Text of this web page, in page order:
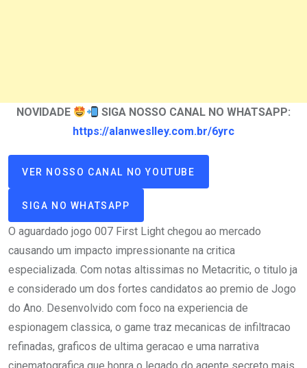
NOVIDADE
SIGA NOSSO CANAL NO WHATSAPP:
https://alanweslley.com.br/6yrc
VER NOSSO CANAL NO YOUTUBE
SIGA NO WHATSAPP
O aguardado jogo 007 First Light chegou ao mercado
causando um impacto impressionante na critica
especializada. Com notas altissimas no Metacritic, o titulo ja
e considerado um dos fortes candidatos ao premio de Jogo
do Ano. Desenvolvido com foco na experiencia de
espionagem classica, o game traz mecanicas de infiltracao
refinadas, graficos de ultima geracao e uma narrativa